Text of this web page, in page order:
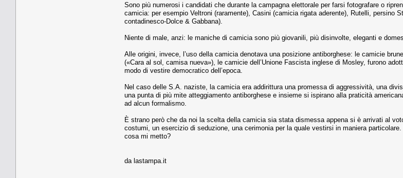
Sono più numerosi i candidati che durante la campagna elettorale per farsi fotografare o
camicia: per esempio Veltroni (raramente), Casini (camicia rigata aderente), Rutelli, persino
contadinesco-Dolce & Gabbana).
Niente di male, anzi: le maniche di camicia sono più giovanili, più disinvolte, eleganti e
Alle origini, invece, l’uso della camicia denotava una posizione antiborghese: le camicie
(«Cara al sol, camisa nueva»), le camicie dell’Unione Fascista inglese di Mosley, furono
modo di vestire democratico dell’epoca.
Nel caso delle S.A. naziste, la camicia era addirittura una promessa di aggressività, una
una punta di più mite atteggiamento antiborghese e insieme si ispirano alla praticità
ad alcun formalismo.
È strano però che da noi la scelta della camicia sia stata dismessa appena si è arrivati al
costumi, un esercizio di seduzione, una cerimonia per la quale vestirsi in maniera
cosa mi metto?
da lastampa.it